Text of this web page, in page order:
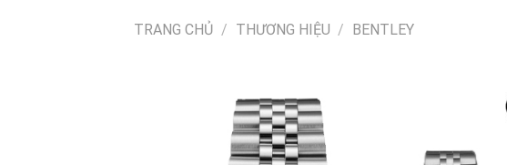
TRANG CHỦ / THƯƠNG HIỆU / BENTLEY